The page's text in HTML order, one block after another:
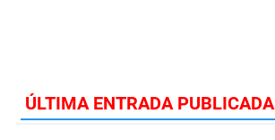
ÚLTIMA ENTRADA PUBLICADA